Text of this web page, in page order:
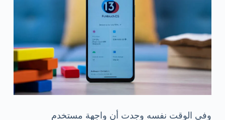
وفي الوقت نفسه وجدت أن واجهة مستخدم